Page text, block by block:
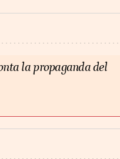
la propaganda del